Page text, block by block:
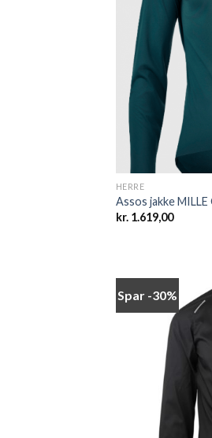
HERRE
Assos jakke MILLE
kr.1.619,00
Spar -30%